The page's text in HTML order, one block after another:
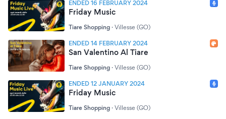
ENDED 16 FEBRUARY 2024
Friday Music
Tiare Shopping · Villesse (GO)
ENDED 14 FEBRUARY 2024
San Valentino Al Tiare
Tiare Shopping · Villesse (GO)
ENDED 12 JANUARY 2024
Friday Music
Tiare Shopping · Villesse (GO)